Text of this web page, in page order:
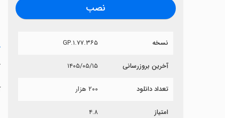
نصب
نسخه ۱.۷۷.۳۶۵.GP
آخرین بروزرسانی ۱۴۰۵/۰۵/۱۵
تعداد دانلود ۲۰۰ هزار
امتیاز ۴.۸